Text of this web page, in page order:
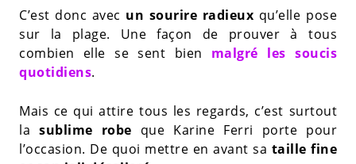
C’est donc avec un sourire radieux qu’elle pose
sur la plage. Une façon de prouver à tous
combien elle se sent bien malgré les soucis
quotidiens.
Mais ce qui attire tous les regards, c’est surtout
la sublime robe que Karine Ferri porte pour
l’occasion. De quoi mettre en avant sa taille fine